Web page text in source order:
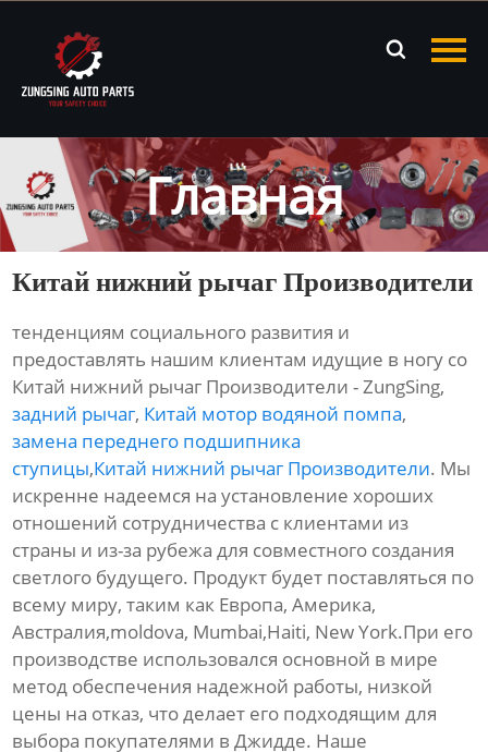

Продукция
Новости
О нас
Контакты
Главная
Китай нижний рычаг Производители
тенденциям социального развития и
предоставлять нашим клиентам идущие в ногу со
Китай нижний рычаг Производители - ZungSing,
задний рычаг, Китай мотор водяной помпа,
замена переднего подшипника
ступицы,Китай нижний рычаг Производители. Мы
искренне надеемся на установление хороших
отношений сотрудничества с клиентами из
страны и из-за рубежа для совместного создания
светлого будущего. Продукт будет поставляться по
всему миру, таким как Европа, Америка,
Австралия,moldova, Mumbai,Haiti, New York.При его
производстве использовался основной в мире
метод обеспечения надежной работы, низкой
цены на отказ, что делает его подходящим для
выбора покупателями в Джидде. Наше